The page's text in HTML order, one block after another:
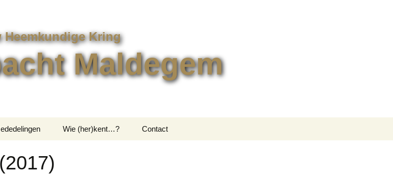
Heemkundige Kring
Maldegem
Wie (her)kent…? Contact